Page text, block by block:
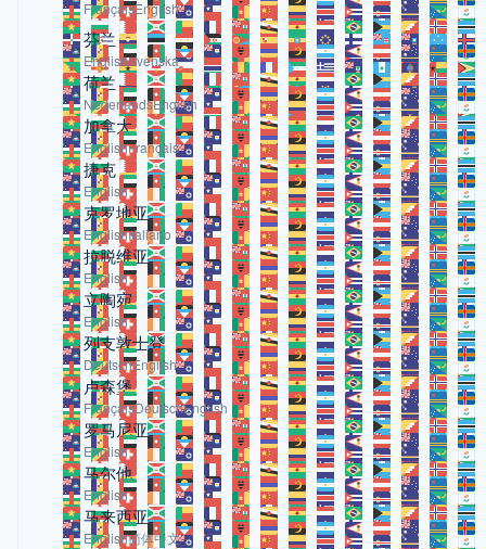
FrançaisEnglish
芬兰
EnglishSvenska
荷兰
NederlandsEnglish
加拿大
EnglishFrançais
捷克
English
克罗地亚
EnglishItaliano
拉脱维亚
English
立陶宛
English
列支敦士登
DeutschEnglish
卢森堡
FrançaisDeutschEnglish
罗马尼亚
English
马尔他
English
马来西亚
English简体中文